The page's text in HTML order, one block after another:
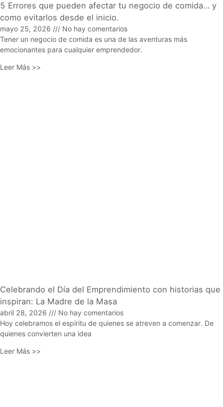
5 Errores que pueden afectar tu negocio de comida… y
como evitarlos desde el inicio.
mayo 25, 2026
No hay comentarios
Tener un negocio de comida es una de las aventuras más
emocionantes para cualquier emprendedor.
Leer Más >>
Celebrando el Día del Emprendimiento con historias que
inspiran: La Madre de la Masa
abril 28, 2026
No hay comentarios
Hoy celebramos el espíritu de quienes se atreven a comenzar. De
quienes convierten una idea
Leer Más >>